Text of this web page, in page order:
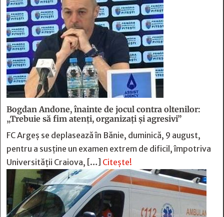
Bogdan Andone, înainte de jocul contra oltenilor:
„Trebuie să fim atenți, organizați și agresivi”
FC Argeș se deplasează în Bănie, duminică, 9 august,
pentru a susține un examen extrem de dificil, împotriva
Universității Craiova, […] Citește!